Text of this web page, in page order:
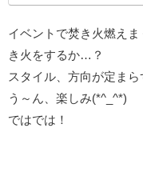
イベントで焚き火燃え
き火をするか…？
スタイル、方向が定ま
う～ん、楽しみ(*^_^*)
ではでは！